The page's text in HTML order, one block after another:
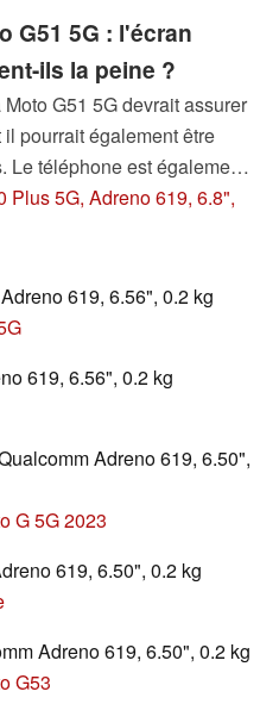
G51 5G : l'écran
ils la peine ?
G51 5G devrait assurer
pourrait également être
Le téléphone est également
batterie pour environ 200
combiné n'est pas tout à
Plus 5G, Adreno 619, 6.8",
619, 6.56", 0.2 kg
619, 6.56", 0.2 kg
Adreno 619, 6.50",
G 5G 2023
619, 6.50", 0.2 kg
Adreno 619, 6.50", 0.2 kg
G53